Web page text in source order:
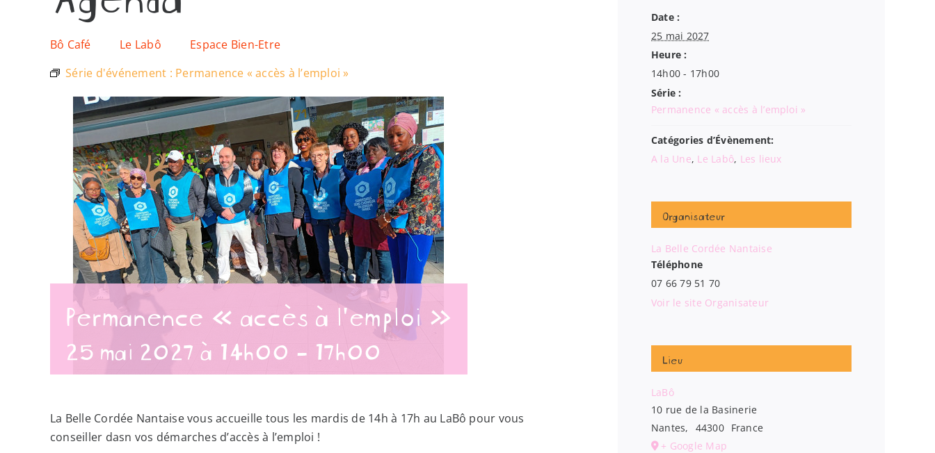
Bô Café Le Labô
Espace Bien-Etre
Série d'événement : Permanence « accès à l’emploi »
Permanence « accès à l’emploi »
25 mai 2027 à 14h00 - 17h00
La Belle Cordée Nantaise vous accueille tous les mardis de 14h à 17h au LaBô pour vous
conseiller dasn vos démarches d’accès à l’emploi !
Date :
25 mai 2027
Heure :
14h00 - 17h00
Série :
Permanence « accès à l’emploi »
Catégories d’Évènement:
A la Une, Le Labô, Les lieux
Organisateur
La Belle Cordée Nantaise
Téléphone
07 66 79 51 70
Voir le site Organisateur
Lieu
LaBô
10 rue de la Basinerie
Nantes, 44300 France
+ Google Map